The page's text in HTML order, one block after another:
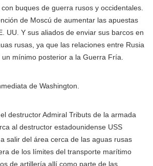
buques de guerra rusos y occidentales.
de Moscú de aumentar las apuestas
UU. Y sus aliados de enviar sus barcos en
rusas, ya que las relaciones entre Rusia
mínimo posterior a la Guerra Fría.
de Washington.
destructor Admiral Tributs de la armada
al destructor estadounidense USS
salir del área cerca de las aguas rusas
de los límites del transporte marítimo
de artillería allí como parte de las